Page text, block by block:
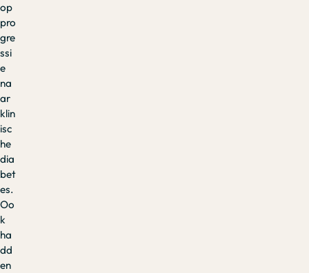
op
pro
gre
ssi
e
na
ar
klin
isc
he
dia
bet
es.
Oo
k
ha
dd
en